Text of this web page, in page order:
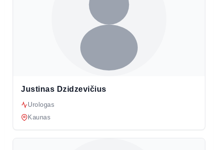
Justinas Dzidzevičius
Urologas
Kaunas